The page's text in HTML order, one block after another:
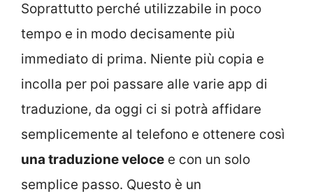
Soprattutto perché utilizzabile in poco
tempo e in modo decisamente più
immediato di prima. Niente più copia e
incolla per poi passare alle varie app di
traduzione, da oggi ci si potrà affidare
semplicemente al telefono e ottenere così
una traduzione veloce e con un solo
semplice passo. Questo è un